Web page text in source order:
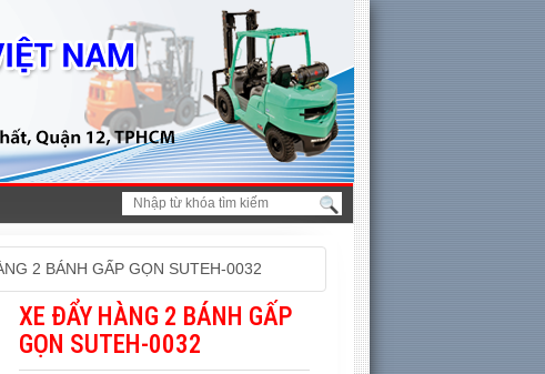
2 BÁNH GẤP GỌN SUTEH-0032
XE ĐẨY HÀNG 2 BÁNH GẤP
GỌN SUTEH-0032